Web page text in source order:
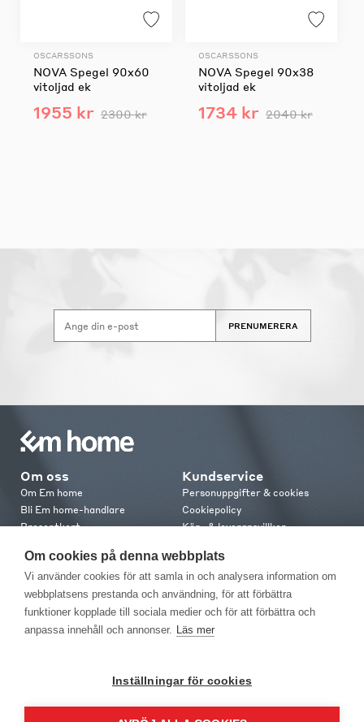
OSCARSSONS
NOVA Spegel 90x60
vitoljad ek
1955 kr 2300 kr
OSCARSSONS
NOVA Spegel 90x38
vitoljad ek
1734 kr 2040 kr
PRENUMERERA
Om oss
Om Em home
Bli Em home-handlare
Presentkort
Em home Club
Medlemsvillkor
Kundservice
Personuppgifter & cookies
Cookiepolicy
Köp- & leveransvillkor
Retur & reklamation
Kontakt
Kontakta oss
Om cookies på denna webbplats
Vi använder cookies för att samla in och analysera information om
webbplatsens prestanda och användning, för att förbättra
funktioner kopplade till sociala medier och för att förbättra och
anpassa innehåll och annonser. Läs mer
Inställningar för cookies